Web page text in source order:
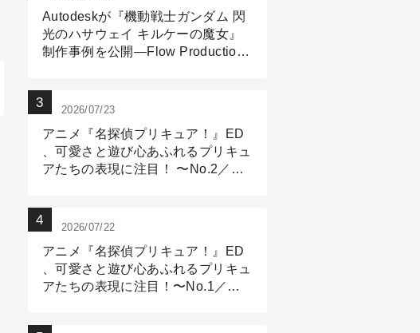
Autodeskが『機動戦士ガンダム 閃
光のハサウェイ キルケーの魔女』
制作事例を公開―Flow Production
2026/07/23
アニメ『名探偵プリキュア！』ED
、可愛さと遊び心あふれるプリキュ
アたちの表現に注目！ 〜No.2／モ
2026/07/22
アニメ『名探偵プリキュア！』ED
、可愛さと遊び心あふれるプリキュ
アたちの表現に注目！〜No.1／演